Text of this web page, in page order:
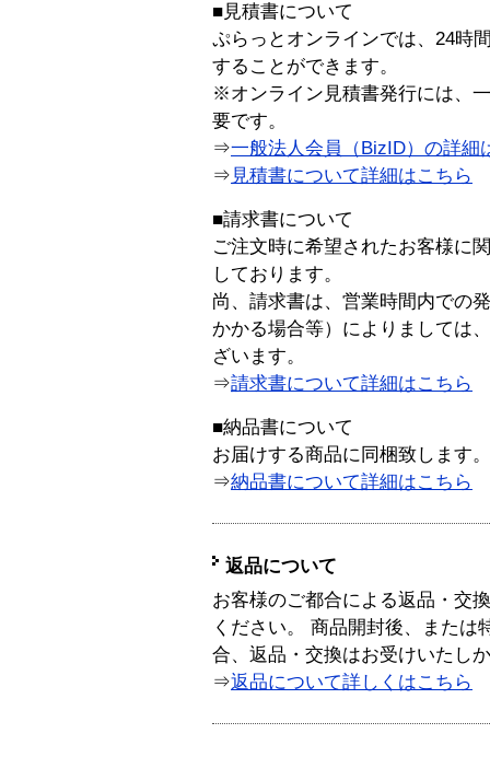
■見積書について
ぷらっとオンラインでは、24時
することができます。
※オンライン見積書発行には、
要です。
⇒一般法人会員（BizID）の詳細
⇒ 見積書について詳細はこちら
■請求書について
ご注文時に希望されたお客様に
しております。
尚、請求書は、営業時間内での
かかる場合等）によりましては
ざいます。
⇒請求書について詳細はこちら
■納品書について
お届けする商品に同梱致します。
⇒納品書について詳細はこちら
返品について
お客様のご都合による返品・交
ください。 商品開封後、または
合、返品・交換はお受けいたし
⇒返品について詳しくはこちら